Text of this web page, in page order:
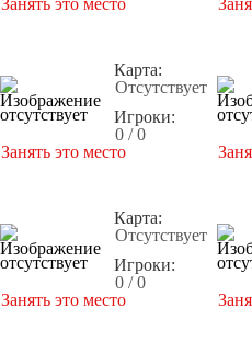
Занять это место
Карта:
Отсутствует
Игроки:
0 / 0
Занять это место
Карта:
Отсутствует
Игроки:
0 / 0
Занять это место